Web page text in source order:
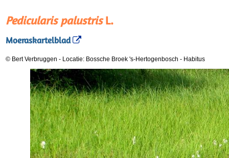
Pedicularis palustrisL.
Moeraskartelblad
© Bert Verbruggen - Locatie: Bossche Broek 's-Hertogenbosch - Habitus